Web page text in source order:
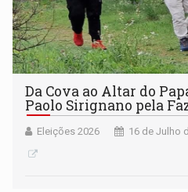
Da Cova ao Altar do
Paolo Sirignano pela
Eleições 2026 16 de Julho